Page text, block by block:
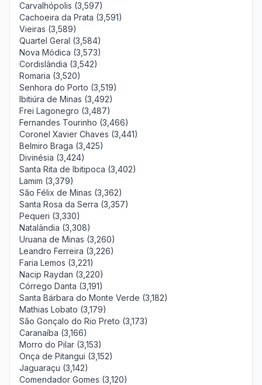
Carvalhópolis (3,597)
Cachoeira da Prata (3,591)
Vieiras (3,589)
Quartel Geral (3,584)
Nova Módica (3,573)
Cordislândia (3,542)
Romaria (3,520)
Senhora do Porto (3,519)
Ibitiúra de Minas (3,492)
Frei Lagonegro (3,487)
Fernandes Tourinho (3,466)
Coronel Xavier Chaves (3,441)
Belmiro Braga (3,425)
Divinésia (3,424)
Santa Rita de Ibitipoca (3,402)
Lamim (3,379)
São Félix de Minas (3,362)
Santa Rosa da Serra (3,357)
Pequeri (3,330)
Natalândia (3,308)
Uruana de Minas (3,260)
Leandro Ferreira (3,226)
Faria Lemos (3,221)
Nacip Raydan (3,220)
Córrego Danta (3,191)
Santa Bárbara do Monte Verde (3,182)
Mathias Lobato (3,179)
São Gonçalo do Rio Preto (3,173)
Caranaíba (3,166)
Morro do Pilar (3,153)
Onça de Pitangui (3,152)
Jaguaraçu (3,142)
Comendador Gomes (3,120)